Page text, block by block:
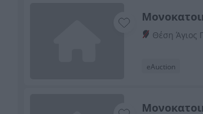
Θέση Άγιος
eAuction